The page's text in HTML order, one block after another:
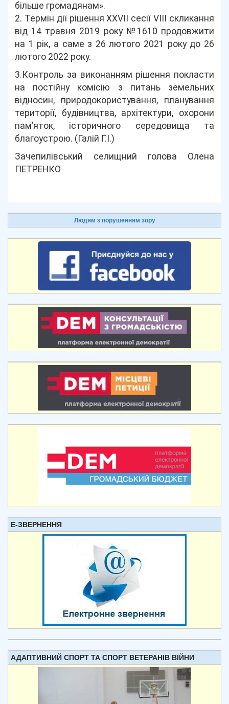
більше громадянам».
2. Термін дії рішення ХХVІІ сесії VІІІ скликання
від 14 травня 2019 року №1610 продовжити
на 1 рік, а саме з 26 лютого 2021 року до 26
лютого 2022 року.
3.Контроль за виконанням рішення покласти
на постійну комісію з питань земельних
відносин, природокористування, планування
території, будівництва, архітектури, охорони
пам’яток, історичного середовища та
благоустрою. (Галій Г.І.)
Зачепилівський селищний голова Олена
ПЕТРЕНКО
Людям з порушенням зору
Е-ЗВЕРНЕННЯ
АДАПТИВНИЙ СПОРТ ТА СПОРТ ВЕТЕРАНІВ ВІЙНИ